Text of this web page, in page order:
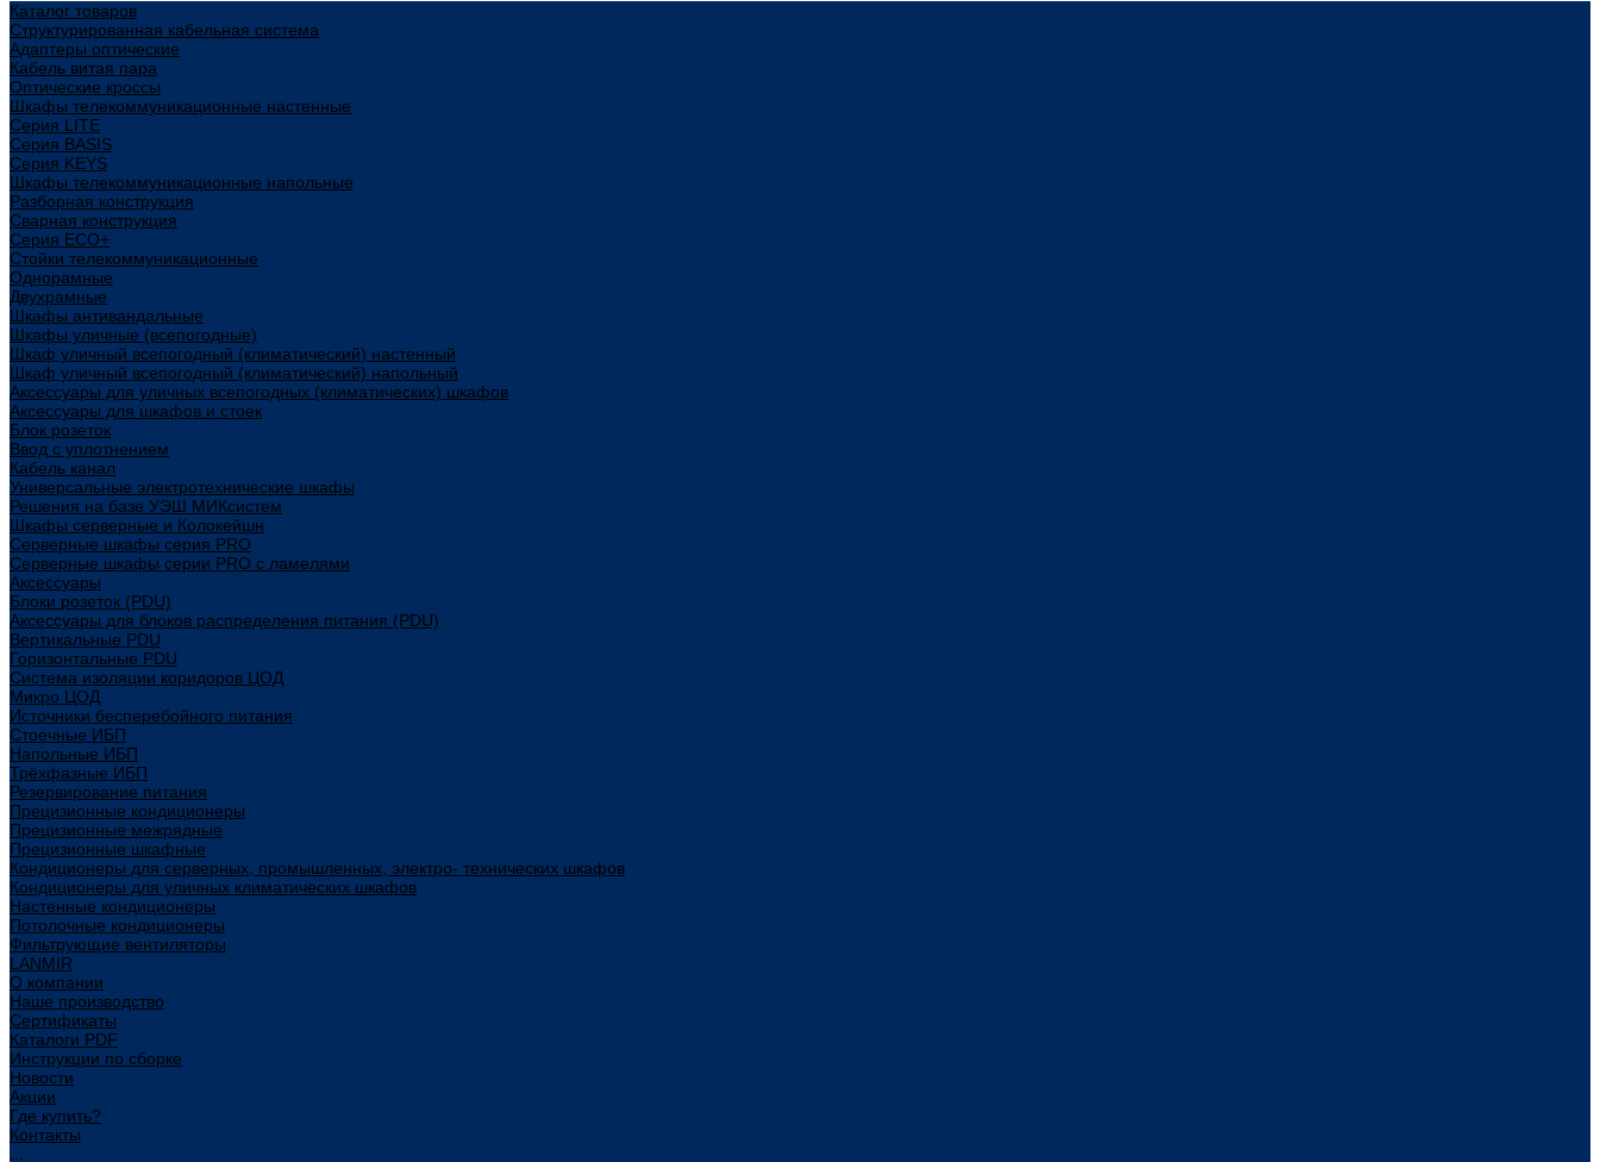
Каталог товаров
Структурированная кабельная система
Адаптеры оптические
Кабель витая пара
Оптические кроссы
Шкафы телекоммуникационные настенные
Cерия LITE
Cерия BASIS
Cерия KEYS
Шкафы телекоммуникационные напольные
Разборная конструкция
Сварная конструкция
Серия ECO+
Стойки телекоммуникационные
Однорамные
Двухрамные
Шкафы антивандальные
Шкафы уличные (всепогодные)
Шкаф уличный всепогодный (климатический) настенный
Шкаф уличный всепогодный (климатический) напольный
Аксессуары для уличных всепогодных (климатических) шкафов
Аксессуары для шкафов и стоек
Блок розеток
Ввод с уплотнением
Кабель канал
Универсальные электротехнические шкафы
Решения на базе УЭШ МИКсистем
Шкафы серверные и Колокейшн
Серверные шкафы серия PRO
Серверные шкафы серии PRO с ламелями
Аксессуары
Блоки розеток (PDU)
Аксессуары для блоков распределения питания (PDU)
Вертикальные PDU
Горизонтальные PDU
Система изоляции коридоров ЦОД
Микро ЦОД
Источники бесперебойного питания
Стоечные ИБП
Напольные ИБП
Трёхфазные ИБП
Резервирование питания
Прецизионные кондиционеры
Прецизионные межрядные
Прецизионные шкафные
Кондиционеры для серверных, промышленных, электро- технических шкафов
Кондиционеры для уличных климатических шкафов
Настенные кондиционеры
Потолочные кондиционеры
Фильтрующие вентиляторы
LANMIR
О компании
Наше производство
Сертификаты
Каталоги PDF
Инструкции по сборке
Новости
Акции
Где купить?
Контакты